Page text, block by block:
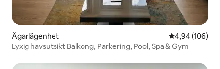
Ägarlägenhet 4,94 av 5 i
4,94 (106)
Lyxig havsutsikt Balkong, Parkering, Pool, Spa & Gym